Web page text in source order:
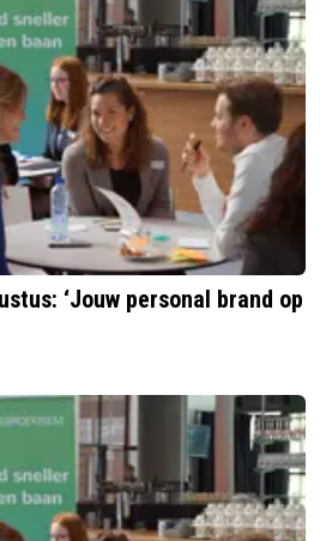
‘Jouw personal brand op